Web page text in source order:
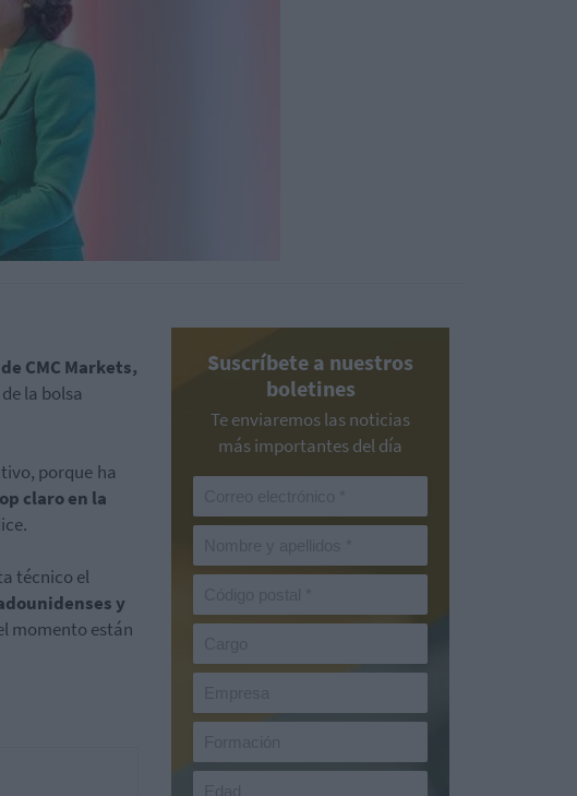
CMC Markets,
la bolsa
porque ha
claro en la
técnico el
y
momento están
Suscríbete a nuestros
boletines
Te enviaremos las noticias
más importantes del día